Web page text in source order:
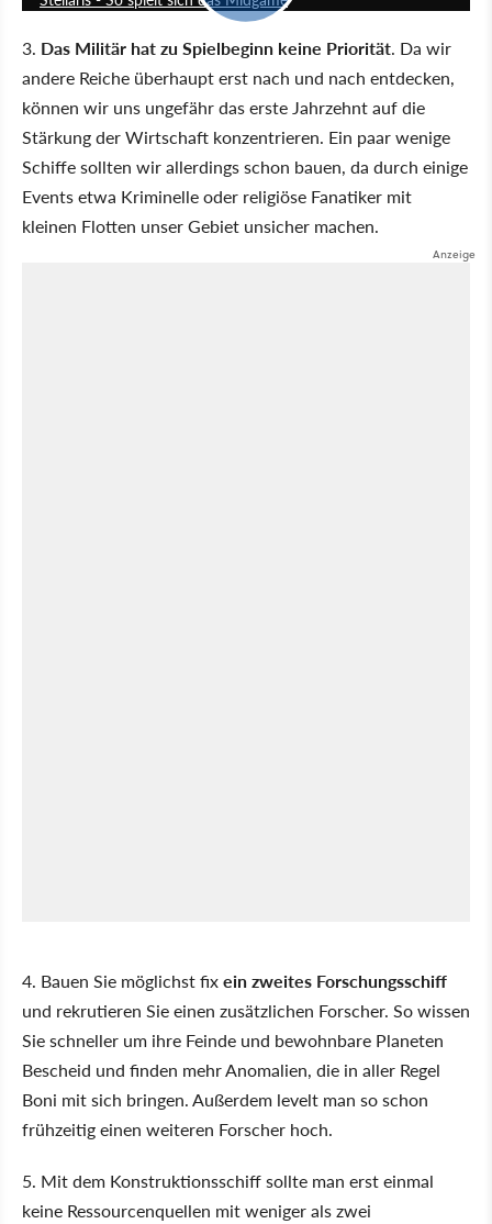
3. Das Militär hat zu Spielbeginn keine Priorität. Da wir
andere Reiche überhaupt erst nach und nach entdecken,
können wir uns ungefähr das erste Jahrzehnt auf die
Stärkung der Wirtschaft konzentrieren. Ein paar wenige
Schiffe sollten wir allerdings schon bauen, da durch einige
Events etwa Kriminelle oder religiöse Fanatiker mit
kleinen Flotten unser Gebiet unsicher machen.
4. Bauen Sie möglichst fixein zweites Forschungsschiff
und rekrutieren Sie einen zusätzlichen Forscher. So wissen
Sie schneller um ihre Feinde und bewohnbare Planeten
Bescheid und finden mehr Anomalien, die in aller Regel
Boni mit sich bringen. Außerdem levelt man so schon
frühzeitig einen weiteren Forscher hoch.
5. Mit dem Konstruktionsschiff sollte man erst einmal
keine Ressourcenquellen mit weniger als zwei